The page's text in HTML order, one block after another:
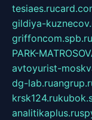
tesiaes.ru
gildiya-
griffoncom.spb.ru
PARK-
avtoyurist-
dg-lab.ru
krsk124.ru
analitikaplus.ru